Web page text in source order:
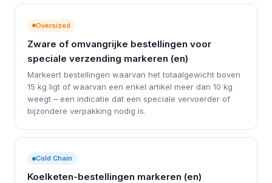
Oversized
Zware of omvangrijke bestellingen voor
speciale verzending markeren (en)
Markeert bestellingen waarvan het totaalgewicht boven
15 kg ligt of waarvan een enkel artikel meer dan 10 kg
weegt – een indicatie dat een speciale vervoerder of
bijzondere verpakking nodig is.
Cold Chain
Koelketen-bestellingen markeren (en)